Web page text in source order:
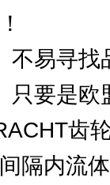
不易寻找
只要是欧
齿
隔内流